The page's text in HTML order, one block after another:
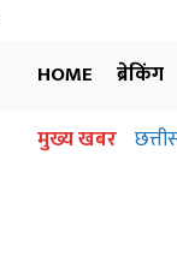
HOME ब्रेकिंग
मुख्य खबर